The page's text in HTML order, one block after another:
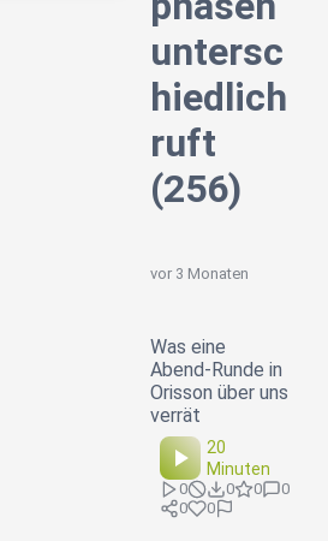
untersc
hiedlich
ruft
(256)
vor 3 Monaten
Was eine
Abend-Runde in
Orisson über uns
verrät
20
Minuten
0 0 0
0
0
0